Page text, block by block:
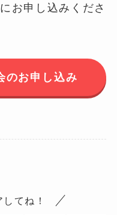
お申し込みくださ
のお申し込み
てね！